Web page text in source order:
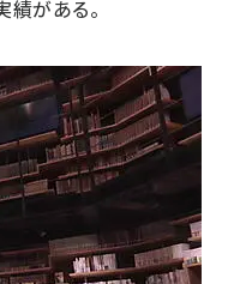
績がある。